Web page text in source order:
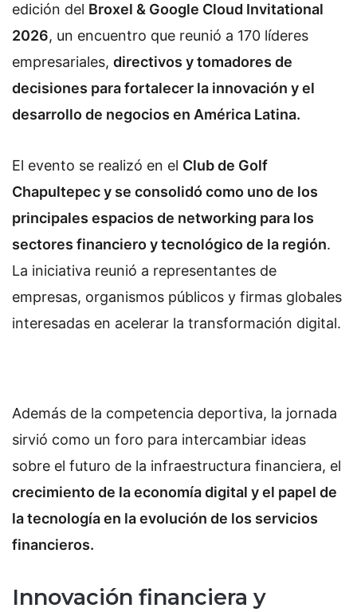
edición del Broxel & Google Cloud Invitational
2026, un encuentro que reunió a 170 líderes
empresariales, directivos y tomadores de
decisiones para fortalecer la innovación y el
desarrollo de negocios en América Latina.
El evento se realizó en el Club de Golf
Chapultepec y se consolidó como uno de los
principales espacios de networking para los
sectores financiero y tecnológico de la región.
La iniciativa reunió a representantes de
empresas, organismos públicos y firmas globales
interesadas en acelerar la transformación digital.
Además de la competencia deportiva, la jornada
sirvió como un foro para intercambiar ideas
sobre el futuro de la infraestructura financiera, el
crecimiento de la economía digital y el papel de
la tecnología en la evolución de los servicios
financieros.
Innovación financiera y